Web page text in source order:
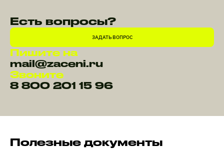
Есть вопросы?
ЗАДАТЬ ВОПРОС
Пишите на
mail@zaceni.ru
Звоните
8 800 201 15 96
Полезные документы